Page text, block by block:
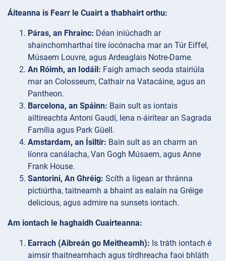
Áiteanna is Fearr le Cuairt a thabhairt orthu:
Páras, an Fhrainc: Déan iniúchadh ar
shainchomharthaí tíre íocónacha mar an Túr Eiffel,
Músaem Louvre, agus Ardeaglais Notre-Dame.
An Róimh, an Iodáil: Faigh amach seoda stairiúla
mar an Colosseum, Cathair na Vatacáine, agus an
Pantheon.
Barcelona, an Spáinn: Bain sult as iontais
ailtireachta Antoni Gaudí, lena n-áirítear an Sagrada
Família agus Park Güell.
Amstardam, an Ísiltír: Bain sult as an charm an
líonra canálacha, Van Gogh Músaem, agus Anne
Frank House.
Santorini, An Ghréig: Scíth a ligean ar thránna
pictiúrtha, taitneamh a bhaint as ealaín na Gréige
delicious, agus admire na sunsets iontach.
Am iontach le haghaidh Cuairteanna:
Earrach (Aibreán go Meitheamh): Is tráth iontach é
aimsir thaitneamhach agus tírdhreacha faoi bhláth